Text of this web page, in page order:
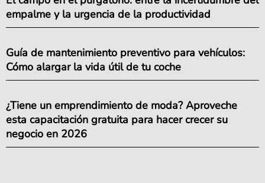
empalme y la urgencia de la productividad
Guía de mantenimiento preventivo para vehículos:
Cómo alargar la vida útil de tu coche
¿Tiene un emprendimiento de moda? Aproveche
esta capacitación gratuita para hacer crecer su
negocio en 2026